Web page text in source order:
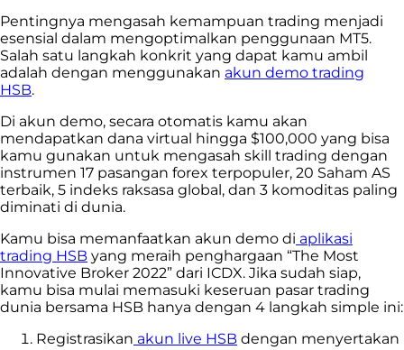
Pentingnya mengasah kemampuan trading menjadi
esensial dalam mengoptimalkan penggunaan MT5.
Salah satu langkah konkrit yang dapat kamu ambil
adalah dengan menggunakan akun demo trading
HSB.
Di akun demo, secara otomatis kamu akan
mendapatkan dana virtual hingga $100,000 yang bisa
kamu gunakan untuk mengasah skill trading dengan
instrumen 17 pasangan forex terpopuler, 20 Saham AS
terbaik, 5 indeks raksasa global, dan 3 komoditas paling
diminati di dunia.
Kamu bisa memanfaatkan akun demo di aplikasi
trading HSB yang meraih penghargaan “The Most
Innovative Broker 2022” dari ICDX. Jika sudah siap,
kamu bisa mulai memasuki keseruan pasar trading
dunia bersama HSB hanya dengan 4 langkah simple ini:
Registrasikan akun live HSB dengan menyertakan